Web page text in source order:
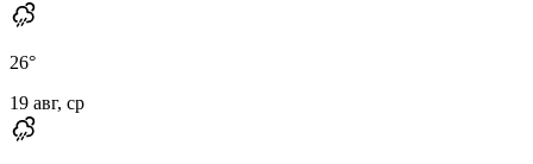
26°
19 авг, ср